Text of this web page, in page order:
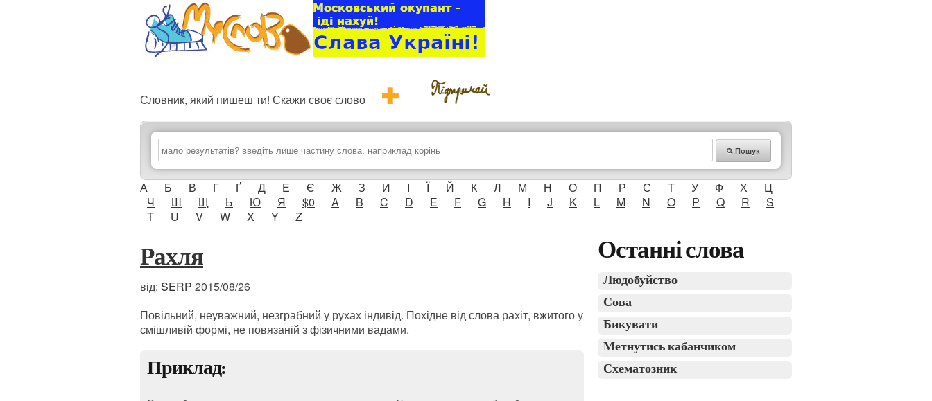
Словник, який пишеш ти! Скажи своє слово
Пошук
А Б В Г Ґ Д Е Є Ж З И І Ї Й К Л М Н О П Р С Т У Ф Х
Ц
Ч
Ш Щ Ь Ю Я $0 A B C D E F G H I J K L M N O P Q R
S
T
U V W X Y Z
Рахля
від: SERP 2015/08/26
Повільний, неуважний, незграбний у рухах індивід. Похідне від слова рахіт, вжитого у
смішливій формі, не повязаній з фізичними вадами.
Приклад:
Останні слова
Людобуйство
Сова
Бикувати
Метнутись кабанчиком
Схематозник